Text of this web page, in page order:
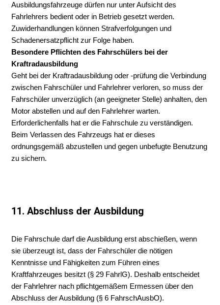
Ausbildungsfahrzeuge dürfen nur unter Aufsicht des
Fahrlehrers bedient oder in Betrieb gesetzt werden.
Zuwiderhandlungen können Strafverfolgungen und
Schadenersatzpflicht zur Folge haben.
Besondere Pflichten des Fahrschülers bei der
Kraftradausbildung
Geht bei der Kraftradausbildung oder -prüfung die Verbindung
zwischen Fahrschüler und Fahrlehrer verloren, so muss der
Fahrschüler unverzüglich (an geeigneter Stelle) anhalten, den
Motor abstellen und auf den Fahrlehrer warten.
Erforderlichenfalls hat er die Fahrschule zu verständigen.
Beim Verlassen des Fahrzeugs hat er dieses
ordnungsgemäß abzustellen und gegen unbefugte Benutzung
zu sichern.
11. Abschluss der Ausbildung
Die Fahrschule darf die Ausbildung erst abschießen, wenn
sie überzeugt ist, dass der Fahrschüler die nötigen
Kenntnisse und Fähigkeiten zum Führen eines
Kraftfahrzeuges besitzt (§ 29 FahrlG). Deshalb entscheidet
der Fahrlehrer nach pflichtgemäßem Ermessen über den
Abschluss der Ausbildung (§ 6 FahrschAusbO).